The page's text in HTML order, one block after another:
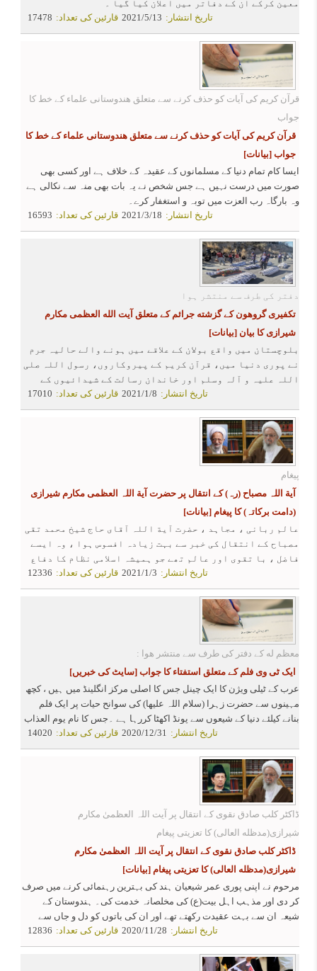
معین کرکے ان کے دفاتر میں اعلان کیا گیا ۔
17478 قارئین کی تعداد: 2021/5/13 تاریخ انتشار:
قرآن کریم کی آیات کو حذف کرنے سے متعلق هندوستانی علماء کے خط کا
جواب
قرآن کریم کی آیات کو حذف کرنے سے متعلق هندوستانی علماء کے خط کا
جواب [بیانات]
ایسا کام تمام دنیا کے مسلمانوں کے عقیدہ کے خلاف ہے اور کسی بھی
صورت میں درست نہیں ہے جس شخص نے یہ بات بھی منہ سے نکالی ہے
وہ بارگاہ رب العزت میں توبہ و استغفار کرے۔
16593 قارئین کی تعداد: 2021/3/18 تاریخ انتشار:
دفتر کی طرف سے منتشر ہوا
تکفیری گروهون کے گزشته جرائم کے متعلق آیت الله العظمی مکارم
شیرازی کا بیان [بیانات]
بلوچستان میں واقع بولان کے علاقے میں ہونے والے حالیہ جرم
نے پوری دنیا میں، قرآن کریم کے پیروکاروں، رسول اللہ صلی
اللہ علیہ و آلہ وسلم اور خاندان رسالت کے شیدائیوں کے
دلوں اور سینوں کو غم و اندوه اور غیظ و غضب سے لبریز کردیا
ہے۔
17010 قارئین کی تعداد: 2021/1/8 تاریخ انتشار:
پیغام
آیة اللہ مصباح (رہ) کے انتقال پر حضرت آیة اللہ العظمی مکارم شیرازی
(دامت برکاتہ) کا پیغام [بیانات]
عالم ربانی ، مجاہد ، حضرت آیة اللہ آقای حاج شیخ محمد تقی
مصباح کے انتقال کی خبر سے بہت زیادہ افسوس ہوا ، وہ ایسے
فاضل ، با تقوی اور عالم تھے جو ہمیشہ اسلامی نظام کا دفاع
12336 قارئین کی تعداد: 2021/1/3 تاریخ انتشار:
معظم له کے دفتر کی طرف سے منتشر هوا :
ایک ٹی وی فلم کے متعلق استفتاء کا جواب [سایٹ کی خبریں]
عرب کے ٹیلی ویژن کا ایک چینل جس کا اصلی مرکز انگلینڈ میں ہیں ، کچھ
مہینوں سے حضرت زہرا (سلام اللہ علیھا) کی سوانح حیات پر ایک فلم
بنانے کیلئے دنیا کے شیعوں سے پونڈ اکھٹا کررہا ہے ۔جس کا نام یوم العذاب
یا آزار و شنکجه کا دن هے.
14020 قارئین کی تعداد: 2020/12/31 تاریخ انتشار:
ڈاکٹر کلب صادق نقوی کے انتقال پر آیت اللہ العظمیٰ مکارم
شیرازی(مدظله العالی) کا تعزیتی پیغام
ڈاکٹر کلب صادق نقوی کے انتقال پر آیت اللہ العظمیٰ مکارم
شیرازی(مدظله العالی) کا تعزیتی پیغام [بیانات]
مرحوم نے اپنی پوری عمر شیعیان ہند کی بہترین رہنمائی کرنے میں صرف
کر دی اور مذہب اہل بیت(ع) کی مخلصانہ خدمت کی۔ ہندوستان کے
شیعہ ان سے بہت عقیدت رکھتے تھے اور ان کی باتوں کو دل و جاں سے
12836 قارئین کی تعداد: 2020/11/28 تاریخ انتشار: